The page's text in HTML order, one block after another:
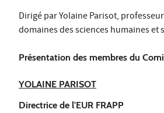
Dirigé par Yolaine Parisot,
domaines des sciences humaines et
Présentation des membres du
YOLAINE PARISOT
Directrice de l'EUR FRAPP